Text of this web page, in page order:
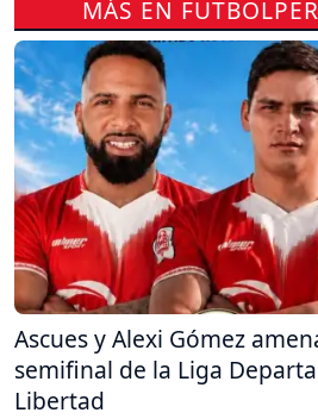
MÁS EN
Ascues y Alexi Gómez
semifinal de la Liga
Libertad